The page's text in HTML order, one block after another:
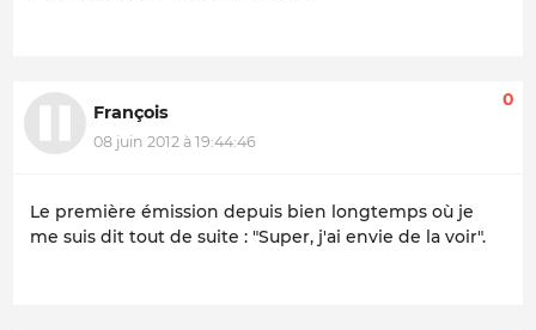
François
08 juin 2012 à 19:44:46
0
Le première émission depuis bien longtemps où je
me suis dit tout de suite : "Super, j'ai envie de la voir".